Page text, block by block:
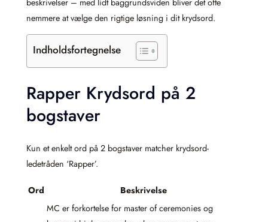
nemmere at vælge den rigtige løsning i dit krydsord.
Indholdsfortegnelse
Rapper Krydsord på 2
bogstaver
Kun et enkelt ord på 2 bogstaver matcher krydsord-
ledetråden ‘Rapper’.
Ord Beskrivelse
MC er forkortelse for master of ceremonies og